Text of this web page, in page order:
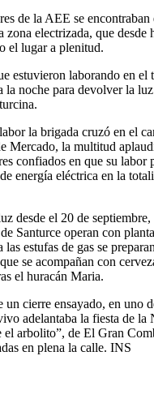
de la AEE se encontraban
zona electrizada, que desde
el lugar a plenitud.
estuvieron laborando en el
la noche para devolver la
la brigada cruzó en el
Mercado, la multitud
confiados en que su labor
energía eléctrica en la
desde el 20 de
Santurce operan con
las estufas de gas se
se acompañan con
el huracán Maria.
un cierre ensayado, en uno
adelantaba la fiesta de la
el arbolito”, de El Gran
en plena la calle. INS